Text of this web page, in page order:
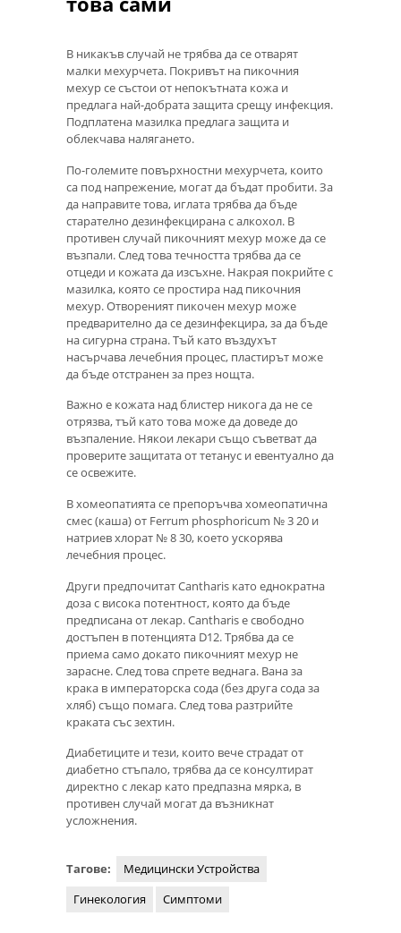
В никакъв случай не трябва да се отварят
малки мехурчета. Покривът на пикочния
мехур се състои от непокътната кожа и
предлага най-добрата защита срещу инфекция.
Подплатена мазилка предлага защита и
облекчава налягането.
По-големите повърхностни мехурчета, които
са под напрежение, могат да бъдат пробити. За
да направите това, иглата трябва да бъде
старателно дезинфекцирана с алкохол. В
противен случай пикочният мехур може да се
възпали. След това течността трябва да се
отцеди и кожата да изсъхне. Накрая покрийте с
мазилка, която се простира над пикочния
мехур. Отвореният пикочен мехур може
предварително да се дезинфекцира, за да бъде
на сигурна страна. Тъй като въздухът
насърчава лечебния процес, пластирът може
да бъде отстранен за през нощта.
Важно е кожата над блистер никога да не се
отрязва, тъй като това може да доведе до
възпаление. Някои лекари също съветват да
проверите защитата от тетанус и евентуално да
се освежите.
В хомеопатията се препоръчва хомеопатична
смес (каша) от Ferrum phosphoricum № 3 20 и
натриев хлорат № 8 30, което ускорява
лечебния процес.
Други предпочитат Cantharis като еднократна
доза с висока потентност, която да бъде
предписана от лекар. Cantharis е свободно
достъпен в потенцията D12. Трябва да се
приема само докато пикочният мехур не
зарасне. След това спрете веднага. Вана за
крака в императорска сода (без друга сода за
хляб) също помага. След това разтрийте
краката със зехтин.
Диабетиците и тези, които вече страдат от
диабетно стъпало, трябва да се консултират
директно с лекар като предпазна мярка, в
противен случай могат да възникнат
усложнения.
Тагове:
Медицински Устройства
Гинекология
Симптоми